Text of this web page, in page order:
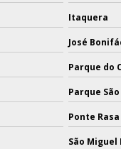
Itaquera
José
Parque do
Parque
Ponte Rasa
São